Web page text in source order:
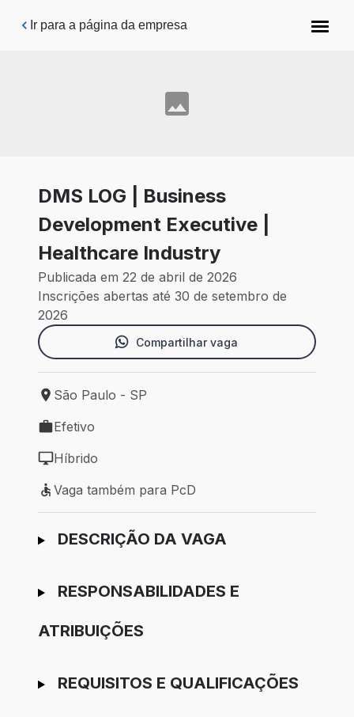
Pular para o conteúdo principal
Ir para a página da empresa
DMS LOG | Business
Development Executive |
Healthcare Industry
Publicada em 22 de abril de 2026
Inscrições abertas até 30 de setembro de
2026
Compartilhar vaga
Local de trabalho: São Paulo - SP
São Paulo - SP
Tipo de vaga: Efetivo
Efetivo
Modelo de trabalho: Híbrido
Híbrido
Vaga também para PcD
Vaga também para PcD
Ir para candidatura
DESCRIÇÃO DA VAGA
RESPONSABILIDADES E
ATRIBUIÇÕES
REQUISITOS E QUALIFICAÇÕES